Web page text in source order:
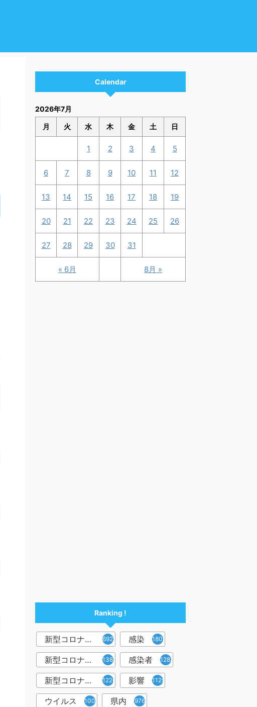
Calendar
2026年7月
月 火 水 木 金 土 日
« 6月 8月 »
1 2 3 4 5
6 7 8 9 10 11 12
13 14 15 16 17 18 19
20 21 22 23 24 25 26
27 28 29 30 31
Ranking !
新型コロナウイルス 6921 感染 1809
新型コロナウィルス 1382 感染者 1283
新型コロナウイルス感染症 1226 影響 1129
ウイルス 1001 県内 976